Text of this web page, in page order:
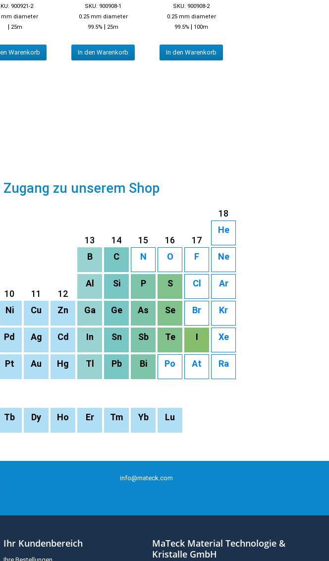
900921-2
mm diameter
| 25m
Warenkorb
SKU: 900908-1
0.25 mm diameter
99.5% | 25m
In den Warenkorb
SKU: 900908-2
0.25 mm diameter
99.5% | 100m
In den Warenkorb
zu unserem Shop
18
13 14 15 16 17
He
B C N O F Ne
10 11 12
Al Si P S Cl Ar
Ni Cu Zn Ga Ge As Se Br Kr
Pd Ag Cd In Sn Sb Te I Xe
Pt Au Hg Tl Pb Bi Po At Ra
Tb Dy Ho Er Tm Yb Lu
info@mateck.com
Ihr Kundenbereich
MaTeck Material Technologie &
Kristalle GmbH